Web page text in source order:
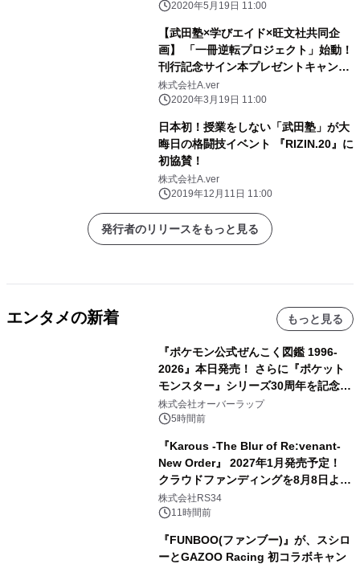
2020年5月19日 11:00
【武田塾×学びエイド×旺文社共同企
画】 「一冊逆転プロジェクト」始動！
刊行記念サイン本プレゼントキャンペ
ーン実施
株式会社A.ver
2020年3月19日 11:00
日本初！授業をしない「武田塾」が大
晦日の格闘技イベント 『RIZIN.20』に
初協賛！
株式会社A.ver
2019年12月11日 11:00
発行者のリリースをもっと見る
エンタメの新着 もっと見る
『ポケモン公式ぜんこく図鑑 1996-
2026』本日発売！ さらに『ポケット
モンスター』シリーズ30周年を記念し
た画集『ポケットモンスター ビジュア
ルアートブック』の発売決定！ 2026
株式会社オーバーラップ
5時間前
『Karous -The Blur of Re:venant-
New Order』 2027年1月発売予定！
クラウドファンディングを8月8日より
開始
株式会社RS34
11時間前
『FUNBOO(ファンブー)』が、スシロ
ーとGAZOO Racing 初コラボキャン